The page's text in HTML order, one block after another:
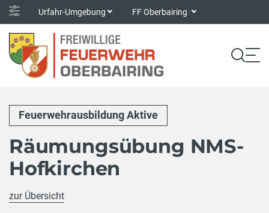
Urfahr-Umgebung FF Oberbairing
Feuerwehrausbildung Aktive
Räumungsübung NMS-
Hofkirchen
zur Übersicht